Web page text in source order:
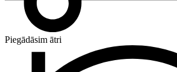
Piegādāsim ātri